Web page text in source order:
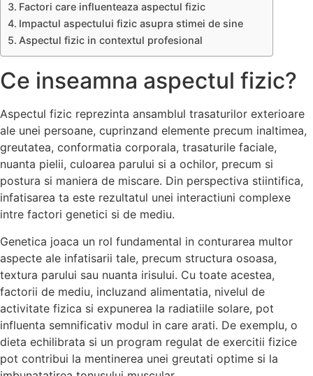
Factori care influenteaza aspectul fizic
Impactul aspectului fizic asupra stimei de sine
Aspectul fizic in contextul profesional
Ce inseamna aspectul fizic?
Aspectul fizic reprezinta ansamblul trasaturilor exterioare
ale unei persoane, cuprinzand elemente precum inaltimea,
greutatea, conformatia corporala, trasaturile faciale,
nuanta pielii, culoarea parului si a ochilor, precum si
postura si maniera de miscare. Din perspectiva stiintifica,
infatisarea ta este rezultatul unei interactiuni complexe
intre factori genetici si de mediu.
Genetica joaca un rol fundamental in conturarea multor
aspecte ale infatisarii tale, precum structura osoasa,
textura parului sau nuanta irisului. Cu toate acestea,
factorii de mediu, incluzand alimentatia, nivelul de
activitate fizica si expunerea la radiatiile solare, pot
influenta semnificativ modul in care arati. De exemplu, o
dieta echilibrata si un program regulat de exercitii fizice
pot contribui la mentinerea unei greutati optime si la